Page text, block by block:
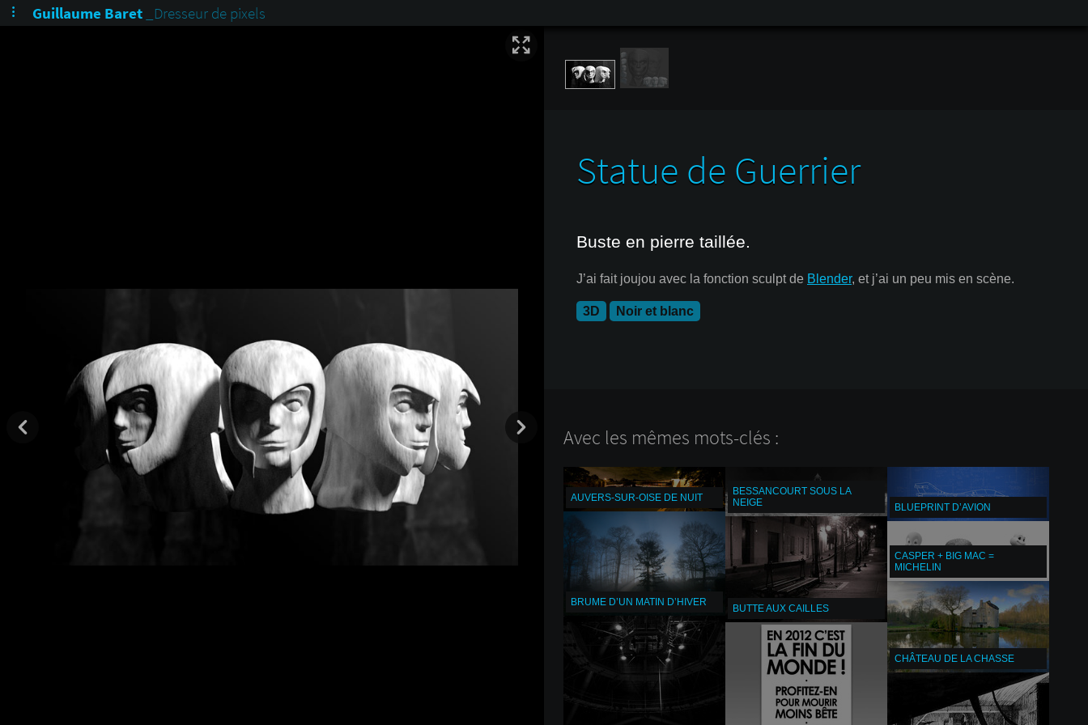
Guillaume Baret _Dresseur de pixels
Statue de Guerrier
Buste en pierre taillée.
J’ai fait joujou avec la fonction sculpt de Blender, et j’ai un peu mis en scène.
3D Noir et blanc
Avec les mêmes mots-clés :
AUVERS-SUR-OISE DE NUIT
BESSANCOURT SOUS LA
NEIGE
BLUEPRINT D’AVION
BRUME D’UN MATIN D’HIVER
BUTTE AUX CAILLES
CASPER + BIG MAC =
MICHELIN
CHÂTEAU DE LA CHASSE